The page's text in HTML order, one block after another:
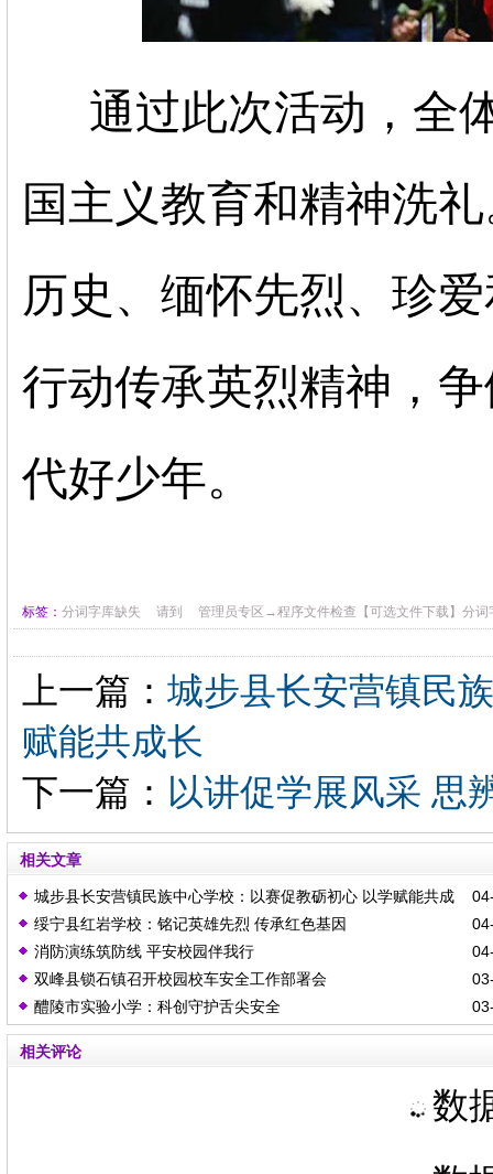
通过此次活动，全
国主义教育和精神洗
历史、缅怀先烈、珍
行动传承英烈精神，
代好少年。
标签： 分词字库缺失 请到 管理员专区→程序文件检查【可选文件下载】分词
上一篇： 城步县长安营镇民
赋能共成长
下一篇： 以讲促学展风采 思
相关文章
城步县长安营镇民族中心学校：以赛促教砺初心 以学赋能共成
长
绥宁县红岩学校：铭记英雄先烈 传承红色基因
消防演练筑防线 平安校园伴我行
双峰县锁石镇召开校园校车安全工作部署会
醴陵市实验小学：科创守护舌尖安全
相关评论
数